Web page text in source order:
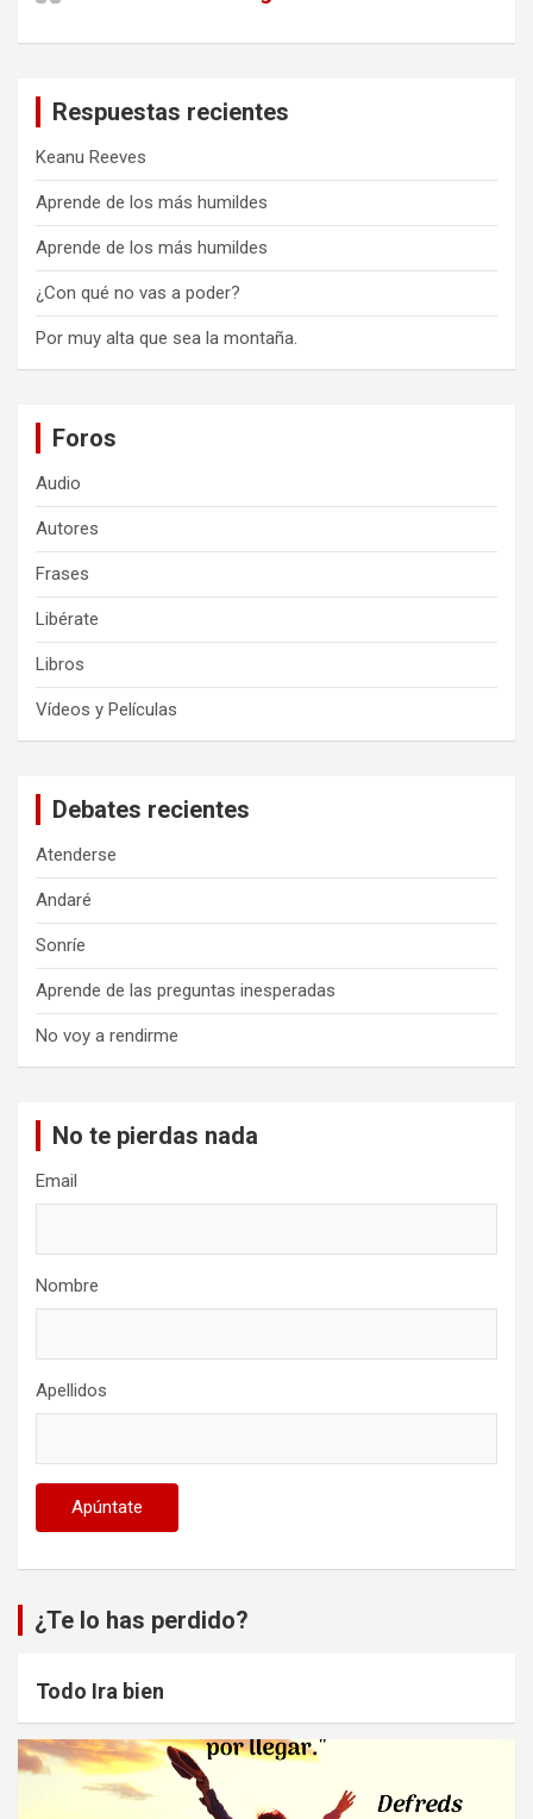
Respuestas recientes
Keanu Reeves
Aprende de los más humildes
Aprende de los más humildes
¿Con qué no vas a poder?
Por muy alta que sea la montaña.
Foros
Audio
Autores
Frases
Libérate
Libros
Vídeos y Películas
Debates recientes
Atenderse
Andaré
Sonríe
Aprende de las preguntas inesperadas
No voy a rendirme
No te pierdas nada
Email
Nombre
Apellidos
¿Te lo has perdido?
Todo Ira bien